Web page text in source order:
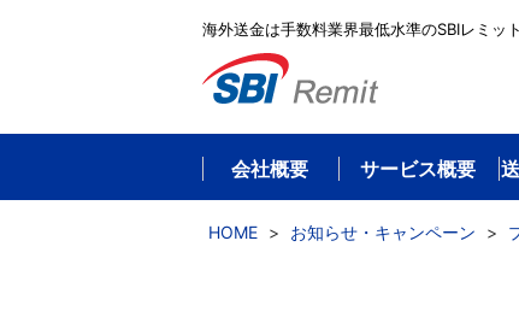
海外送金は手数料業界最低水準のSBIレミッ
会社概要 サービス概要
HOME > お知らせ・キャンペーン >